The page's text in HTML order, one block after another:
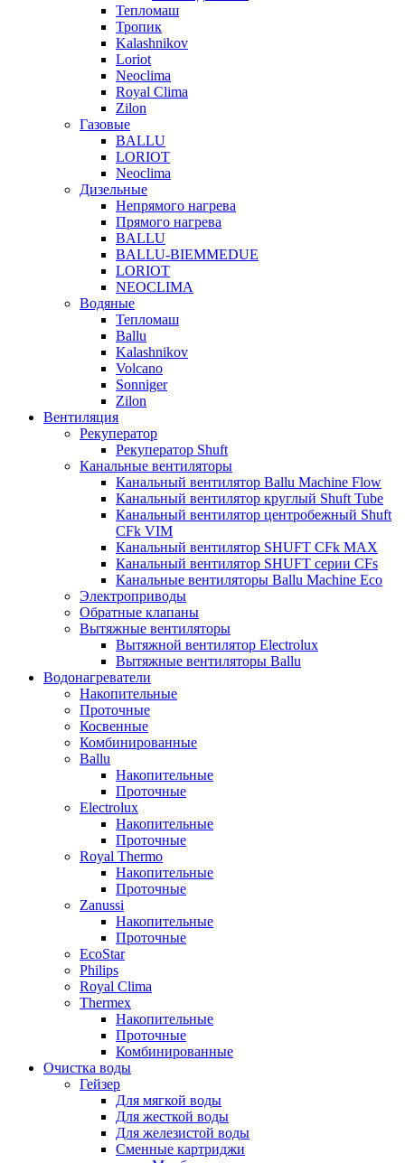
Тепломаш
Тропик
Kalashnikov
Loriot
Neoclima
Royal Clima
Zilon
Газовые
BALLU
LORIOT
Neoclima
Дизельные
Непрямого нагрева
Прямого нагрева
BALLU
BALLU-BIEMMEDUE
LORIOT
NEOCLIMA
Водяные
Тепломаш
Ballu
Kalashnikov
Volcano
Sonniger
Zilon
Вентиляция
Рекуператор
Рекуператор Shuft
Канальные вентиляторы
Канальный вентилятор Ballu Machine Flow
Канальный вентилятор круглый Shuft Tube
Канальный вентилятор центробежный Shuft
CFk VIM
Канальный вентилятор SHUFT CFk MAX
Канальный вентилятор SHUFT серии CFs
Канальные вентиляторы Ballu Machine Eco
Электроприводы
Обратные клапаны
Вытяжные вентиляторы
Вытяжной вентилятор Electrolux
Вытяжные вентиляторы Ballu
Водонагреватели
Накопительные
Проточные
Косвенные
Комбинированные
Ballu
Накопительные
Проточные
Electrolux
Накопительные
Проточные
Royal Thermo
Накопительные
Проточные
Zanussi
Накопительные
Проточные
EcoStar
Philips
Royal Clima
Thermex
Накопительные
Проточные
Комбинированные
Очистка воды
Гейзер
Для мягкой воды
Для жесткой воды
Для железистой воды
Сменные картриджи